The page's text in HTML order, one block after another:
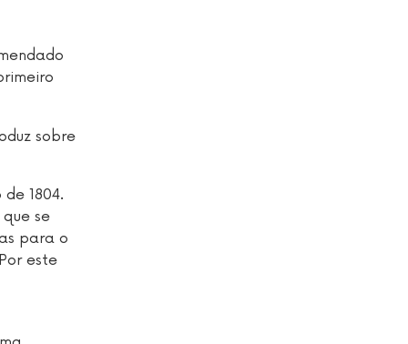
sobre
1804.
se
para o
este